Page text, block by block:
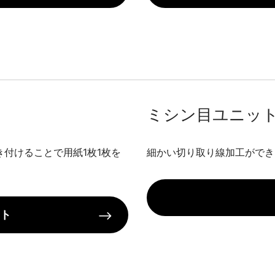
けることで用紙1枚1枚を
ミシン目ユニッ
細かい切り取り線加工がで